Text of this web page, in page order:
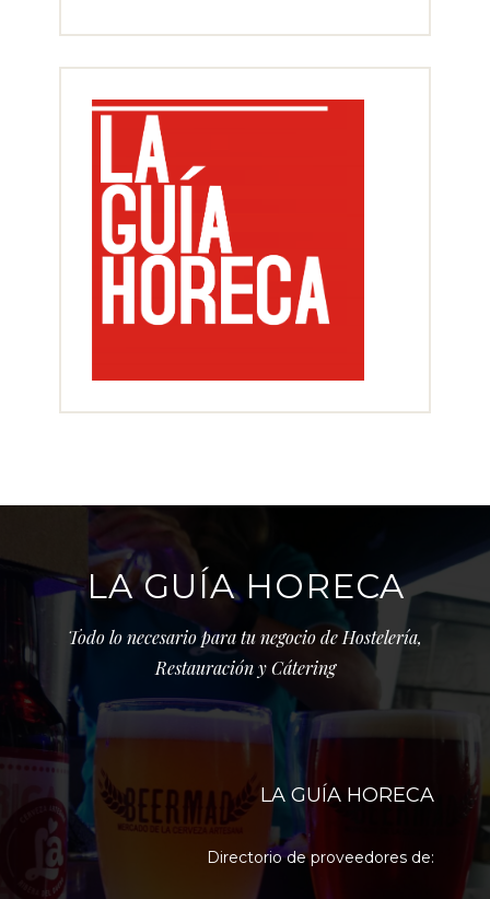
LA GUÍA HORECA
Todo lo necesario para tu negocio de Hostelería,
Restauración y Cátering
LA GUÍA HORECA
Directorio de proveedores de: